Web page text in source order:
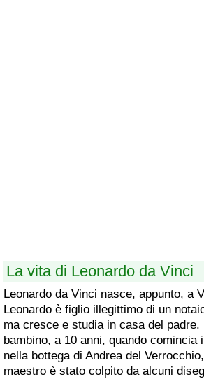
La vita di Leonardo da Vinci
Leonardo da Vinci nasce, appunto, a
Leonardo è figlio illegittimo di un
ma cresce e studia in casa del padre.
bambino, a 10 anni, quando comincia
nella bottega di Andrea del
maestro è stato colpito da alcuni